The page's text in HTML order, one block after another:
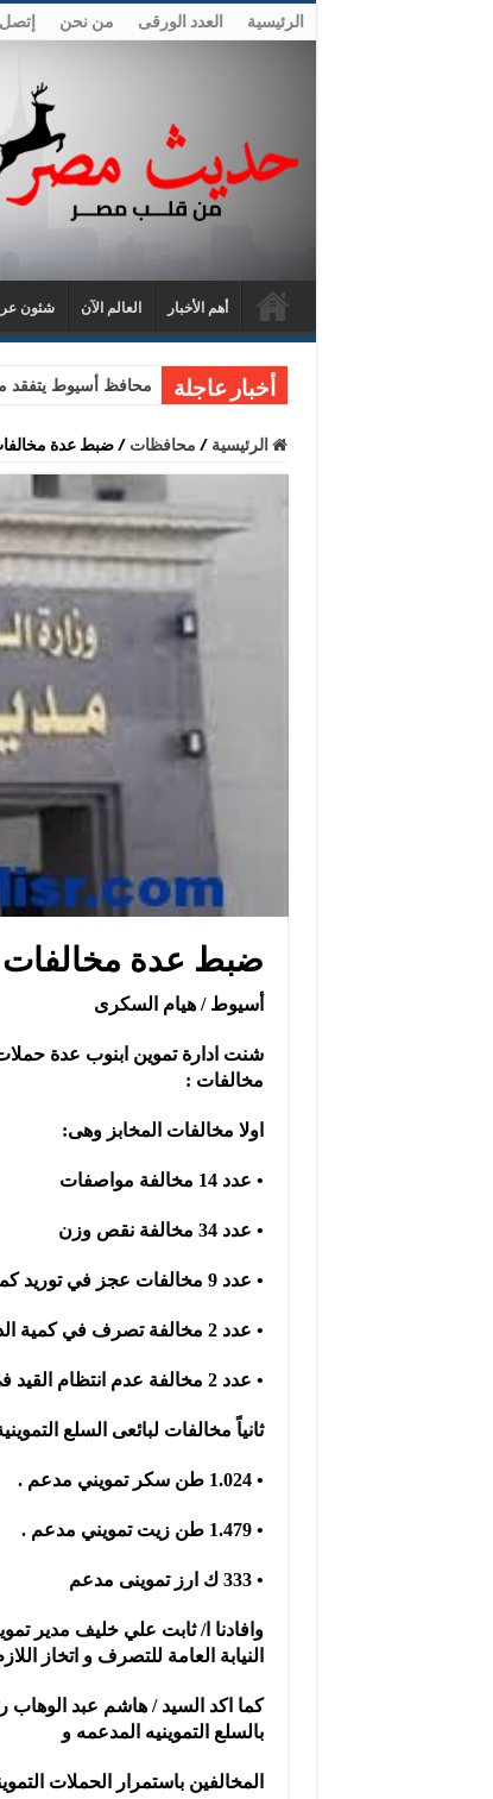
الرئيسية العدد الورقى من نحن إتصل
أهم الأخبار العالم الآن شئون
أخبار عاجلة محافظ أسيوط يتفقد
الرئيسية / محافظات /ضبط عدة
ضبط عدة مخالفات
أسيوط / هيام السكرى
شنت ادارة تموين ابنوب عدة
مخالفات :
اولا مخالفات المخابز وهى:
• عدد 14 مخالفة مواصفات
• عدد 34 مخالفة نقص وزن
• عدد 9 مخالفات عجز في توريد كمية الخبز
• عدد 2 مخالفة تصرف في كمية الدقيق المدعم
• عدد 2 مخالفة عدم انتظام القيد في السجل بغرض التصرف
ثانياً مخالفات لبائعى السلع
• 1.024 طن سكر تمويني مدعم .
• 1.479 طن زيت تمويني مدعم .
• 333 ك ارز تموينى مدعم
وافادنا ا/ ثابت علي خليف مدير
النيابة العامة للتصرف و اتخاز
كما اكد السيد / هاشم عبد الوهاب
بالسلع التموينيه المدعمه و
المخالفين باستمرار الحملات